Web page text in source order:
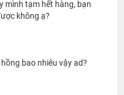
mình tạm hết hàng, bạn
không ạ?
bao nhiêu vậy ad?